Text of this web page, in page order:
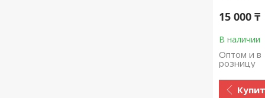
15 000 ₸
В наличии
Оптом и в
розницу